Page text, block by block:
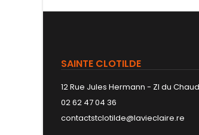
SAINTE CLOTILDE
12 Rue Jules Hermann - ZI du
02 62 47 04 36
contactstclotilde@lavieclaire.re